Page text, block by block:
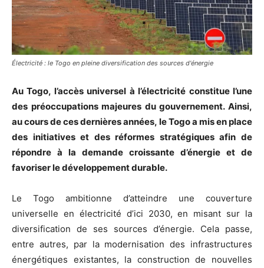
Électricité : le Togo en pleine diversification des sources d'énergie
Au Togo, l’accès universel à l’électricité constitue l’une
des préoccupations majeures du gouvernement. Ainsi,
au cours de ces dernières années, le Togo a mis en place
des initiatives et des réformes stratégiques afin de
répondre à la demande croissante d’énergie et de
favoriser le développement durable.
Le Togo ambitionne d’atteindre une couverture
universelle en électricité d’ici 2030, en misant sur la
diversification de ses sources d’énergie. Cela passe,
entre autres, par la modernisation des infrastructures
énergétiques existantes, la construction de nouvelles